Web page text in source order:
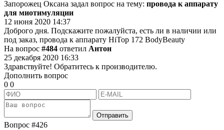
Запорожец Оксана задал вопрос на тему: провода к аппарату
для миотимуляции
12 июня 2020 14:37
Доброго дня. Подскажите пожалуйста, есть ли в наличии или
под заказ, провода к аппарату HiTop 172 BodyBeauty
На вопрос #484 ответил Антон
25 декабря 2020 16:33
Здравствуйте! Обратитесь к производителю.
Дополнить вопрос
0 0
Отправить
Вопрос #426